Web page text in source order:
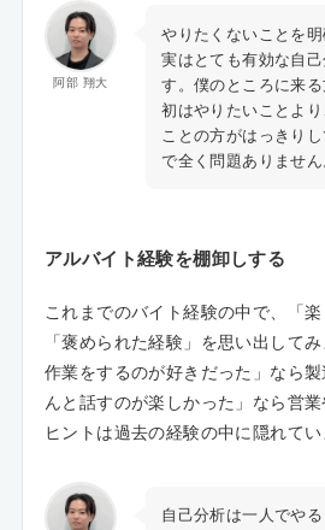
阿部 翔大
やりたくないことを明
実はとても有効な自
す。僕のところに来
初はやりたいことよ
ことの方がはっきり
で全く問題ありません
アルバイト経験を棚卸しする
これまでのバイト経験の中で、「
「褒められた経験」を思い出して
作業をするのが好きだった」なら
んと話すのが楽しかった」なら営
ヒントは過去の経験の中に隠れてい
自己分析は一人でや